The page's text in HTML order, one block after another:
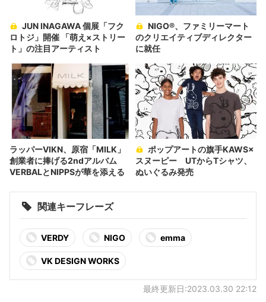
ロトジ」開催 「萌え×ストリー
ト」の注目アーティスト
のクリエイティブディレクター
に就任
ラッパーVIKN、原宿「MILK」
創業者に捧げる2ndアルバム
VERBALとNIPPSが華を添える
スヌーピー UTからTシャツ、
ぬいぐるみ発売
関連キーフレーズ
VERDY NIGO emma
VK DESIGN WORKS
最終更新日:2023.03.30 22:12